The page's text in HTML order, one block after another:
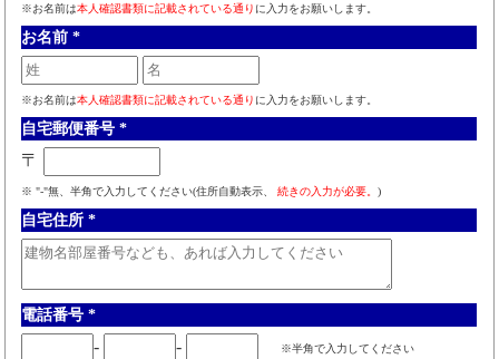
※お名前は本人確認書類に記載されている通り に入力をお願いします。
お名前 *
※お名前は本人確認書類に記載されている通り に入力をお願いします。
自宅郵便番号 *
〒
※ "-"無、半角で入力してください(住所自動表示、 続きの入力が必要。 )
自宅住所 *
電話番号 *
- - ※半角で入力してください